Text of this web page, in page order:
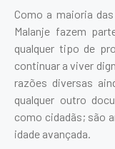
Como a maioria
Malanje fazem
qualquer tipo de
continuar a viver
razões diversas
qualquer outro
como cidadãs; são
idade avançada.